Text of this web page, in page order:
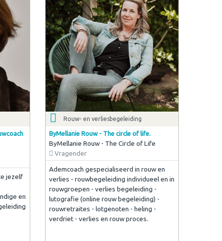
jezelf
en
Rouw- en verliesbegeleiding
ByMellanie Rouw - The circle of life.
ByMellanie Rouw - The Circle of Life
Vragender
Ademcoach gespecialiseerd in rouw en
verlies - rouwbegeleiding individueel en in
rouwgroepen - verlies begeleiding -
lutografie (online rouw begeleiding) -
rouwretraites - lotgenoten - heling -
verdriet - verlies en rouw proces.